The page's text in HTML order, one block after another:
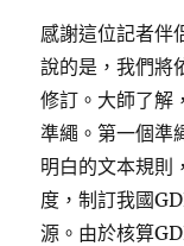
感謝這位記者伴
說的是，我們將
修訂。大師了解
準繩。第一個準
明白的文本規則
度，制訂我國
源。由於核算